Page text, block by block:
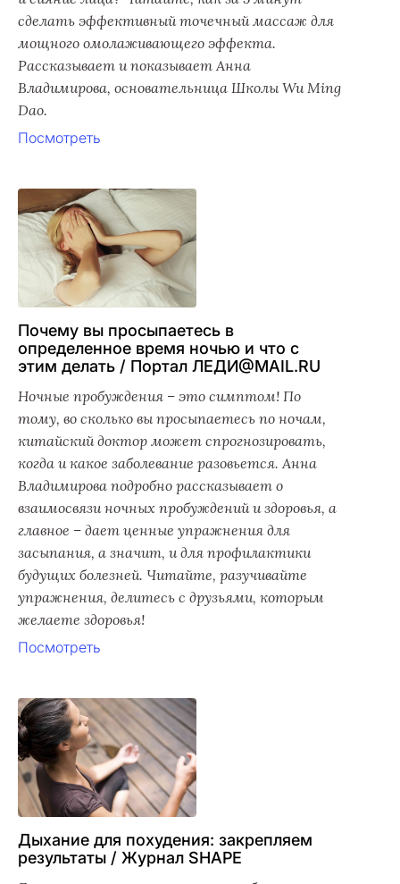
сделать эффективный точечный массаж для
мощного омолаживающего эффекта.
Рассказывает и показывает Анна
Владимирова, основательница Школы Wu Ming
Dao.
Посмотреть
Почему вы просыпаетесь в
определенное время ночью и что с
этим делать / Портал ЛЕДИ@MAIL.RU
Ночные пробуждения – это симптом! По
тому, во сколько вы просыпаетесь по ночам,
китайский доктор может спрогнозировать,
когда и какое заболевание разовьется. Анна
Владимирова подробно рассказывает о
взаимосвязи ночных пробуждений и здоровья, а
главное – дает ценные упражнения для
засыпания, а значит, и для профилактики
будущих болезней. Читайте, разучивайте
упражнения, делитесь с друзьями, которым
желаете здоровья!
Посмотреть
Дыхание для похудения: закрепляем
результаты / Журнал SHAPE